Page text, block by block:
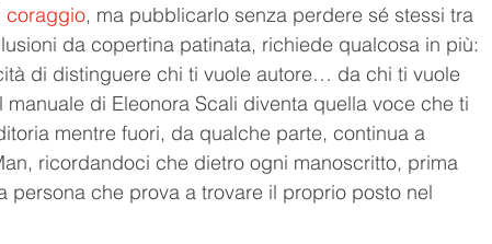
coraggio, ma pubblicarlo senza perdere sé stessi tra
da copertina patinata, richiede qualcosa in più:
di distinguere chi ti vuole autore… da chi ti vuole
di Eleonora Scali diventa quella voce che ti
mentre fuori, da qualche parte, continua a
ricordandoci che dietro ogni manoscritto, prima
persona che prova a trovare il proprio posto nel